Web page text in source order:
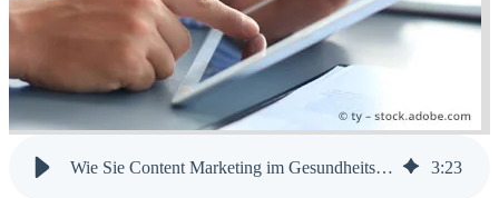
Wie Sie Content Marketing im Gesundheitswesen erfolgreich nutzen 3:23